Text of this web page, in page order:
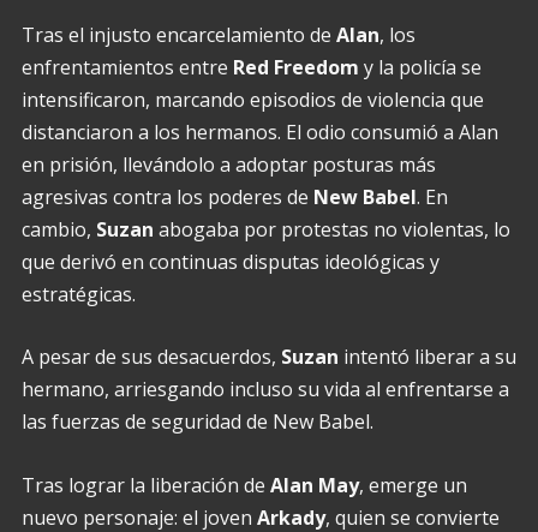
Tras el injusto encarcelamiento de Alan, los
enfrentamientos entre Red Freedom y la policía se
intensificaron, marcando episodios de violencia que
distanciaron a los hermanos. El odio consumió a Alan
en prisión, llevándolo a adoptar posturas más
agresivas contra los poderes de New Babel. En
cambio, Suzan abogaba por protestas no violentas, lo
que derivó en continuas disputas ideológicas y
estratégicas.
A pesar de sus desacuerdos, Suzan intentó liberar a su
hermano, arriesgando incluso su vida al enfrentarse a
las fuerzas de seguridad de New Babel.
Tras lograr la liberación de Alan May, emerge un
nuevo personaje: el joven Arkady, quien se convierte